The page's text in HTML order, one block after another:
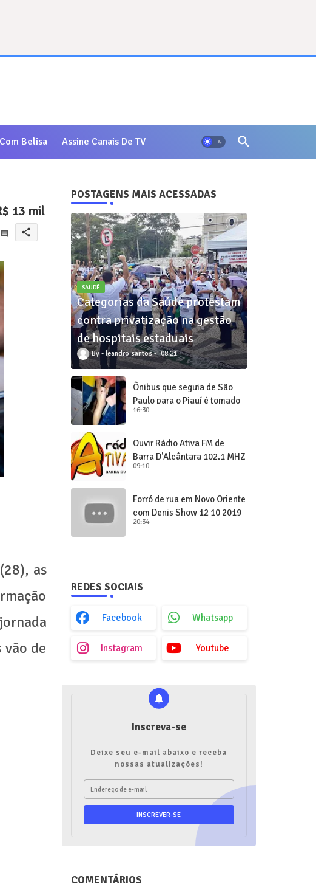
Belisa Assine Canais De TV
13 mil
share
as
de
POSTAGENS MAIS ACESSADAS
SAUDÊ
Categorias da Saúde protestam
contra privatização na gestão
de hospitais estaduais
leandro santos 08:21
Ônibus que seguia de São
Paulo para o Piauí é tomado
de assalto
16:30
Ouvir Rádio Ativa FM de
Barra D'Alcântara 102,1 MHZ
09:10
Forró de rua em Novo Oriente
com Denis Show 12 10 2019
20:34
REDES SOCIAIS
Facebook Whatsapp
Instagram Youtube
Inscreva-se
Deixe seu e-mail abaixo e receba
nossas atualizações!
COMENTÁRIOS